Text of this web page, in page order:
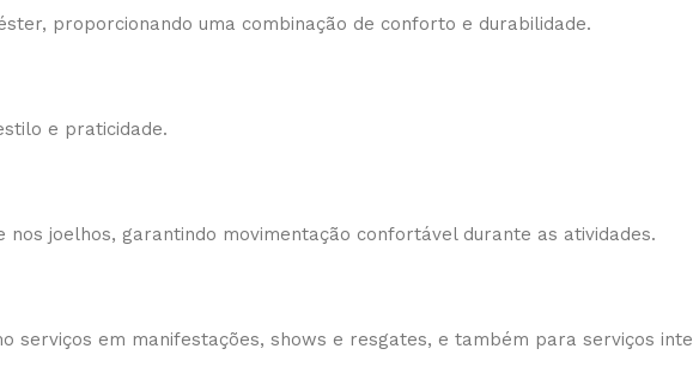
proporcionando uma combinação de conforto e durabilidade.
e praticidade.
joelhos, garantindo movimentação confortável durante as atividades.
serviços em manifestações, shows e resgates, e também para serviços